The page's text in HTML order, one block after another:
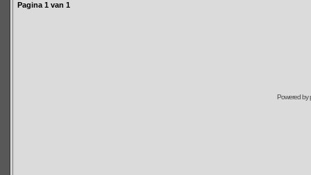
Pagina 1 van 1
Powered by